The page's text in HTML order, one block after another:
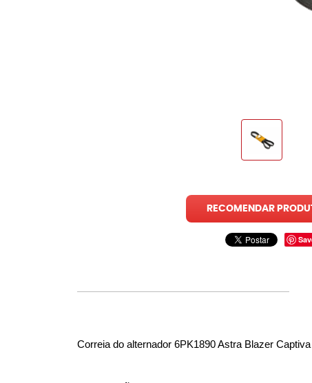
RECOMENDAR
Correia do alternador 6PK1890 Astra Blazer